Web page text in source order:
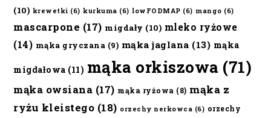
(10) krewetki (6) kurkuma (6) lowFODMAP (6) mango (6)
mascarpone (17) migdały (10) mleko ryżowe
(14) mąka gryczana (9) mąka jaglana (13) mąka
migdałowa (11) mąka orkiszowa (71)
mąka owsiana (17) mąka ryżowa (8) mąka z
ryżu kleistego (18) orzechy nerkowca (6) orzechy